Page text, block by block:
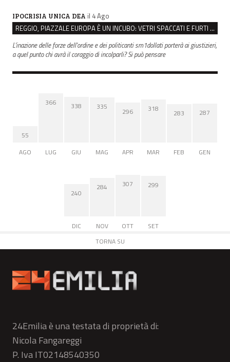
IPOCRISIA UNICA DEA il 4 Ago
REGGIO, PIAZZALE EUROPA È UN INCUBO: VETRI SPACCATI E FURTI SULLE AUTO IN SOSTA
L'inazione delle forze dell'ordine e dei politicanti sm1dollati porterà ai giustizieri,
a quel punto chi avrà il coraggio di incolparli? Si può pensare
55
AGO
366
LUG
338
GIU
335
MAG
296
APR
318
MAR
283
FEB
287
GEN
240
DIC
284
NOV
307
OTT
299
SET
TORNA SU
24Emilia è una testata di proprietà di:
Nicola Fangareggi
P. Iva IT02148540350